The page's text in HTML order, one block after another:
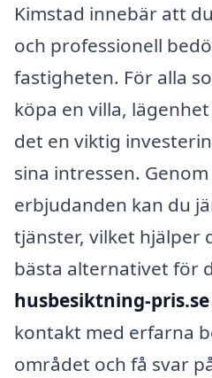
Kimstad innebär att
och professionell
fastigheten. För alla
köpa en villa,
det en viktig
sina intressen.
erbjudanden kan du
tjänster, vilket hjälper
bästa alternativet för
husbesiktning-pris.se
kontakt med erfarna
området och få svar